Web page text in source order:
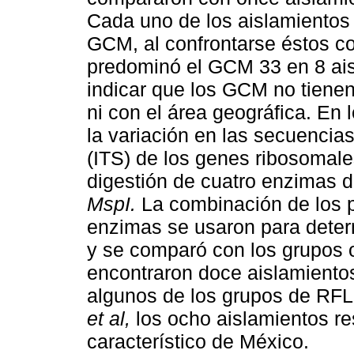
Cada uno de los
GCM, al confrontarse éstos
predominó el GCM 33 en 8
indicar que los GCM no
ni con el área geográfica. En
la variación en las
(ITS) de los genes
digestión de cuatro enzimas
MspI. La combinación de los
enzimas se usaron para
y se comparó con los grupos
encontraron doce
algunos de los grupos de
et al, los ocho aislamientos
característico de México.